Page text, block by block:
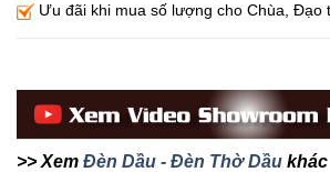
Ưu đãi khi mua số lượng cho Chùa, Đạo
>> Xem Đèn Dầu - Đèn Thờ Dầu khác